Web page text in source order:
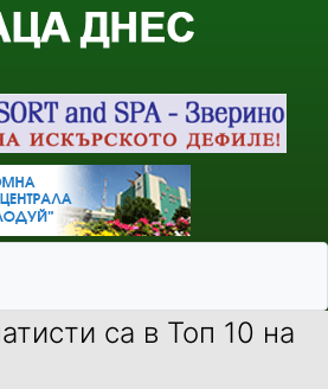
са в Топ 10 на